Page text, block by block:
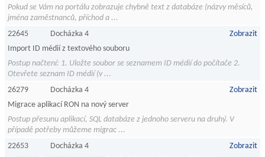
Pokud se Vám na portálu zobrazuje chybně text z databáze (názvy měsíců,
jména zaměstnanců, příchod a ...
22645
Docházka 4
Zobrazit
Import ID médií z textového souboru
Postup načtení: 1. Uložte soubor se seznamem ID médií do počítače 2.
Otevřete seznam ID médií (v ...
26279
Docházka 4
Zobrazit
Migrace aplikací RON na nový server
Postup přesunu aplikací, SQL databáze z jednoho serveru na druhý. V
případě potřeby můžeme migrac ...
22653
Docházka 4
Zobrazit